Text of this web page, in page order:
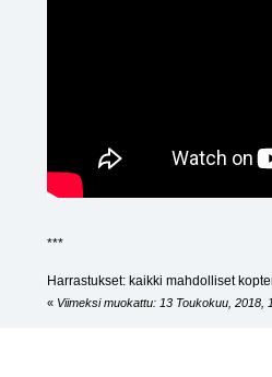
***
Harrastukset: kaikki mahdolliset
« Viimeksi muokattu: 13 Toukokuu,